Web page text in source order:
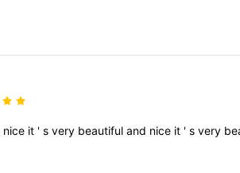
nice it ' s very beautiful and nice it ' s very